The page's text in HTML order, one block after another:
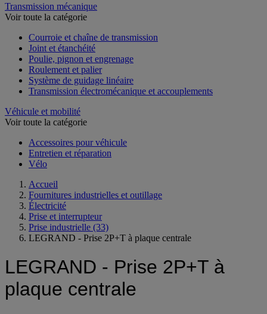
Transmission mécanique
Voir toute la catégorie
Courroie et chaîne de transmission
Joint et étanchéité
Poulie, pignon et engrenage
Roulement et palier
Système de guidage linéaire
Transmission électromécanique et accouplements
Véhicule et mobilité
Voir toute la catégorie
Accessoires pour véhicule
Entretien et réparation
Vélo
Accueil
Fournitures industrielles et outillage
Électricité
Prise et interrupteur
Prise industrielle (33)
LEGRAND - Prise 2P+T à plaque centrale
LEGRAND - Prise 2P+T à
plaque centrale